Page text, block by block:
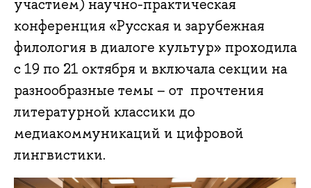
участием) научно-практическая
конференция «Русская и зарубежная
филология в диалоге культур» проходила
с 19 по 21 октября и включала секции на
разнообразные темы – от прочтения
литературной классики до
медиакоммуникаций и цифровой
лингвистики.